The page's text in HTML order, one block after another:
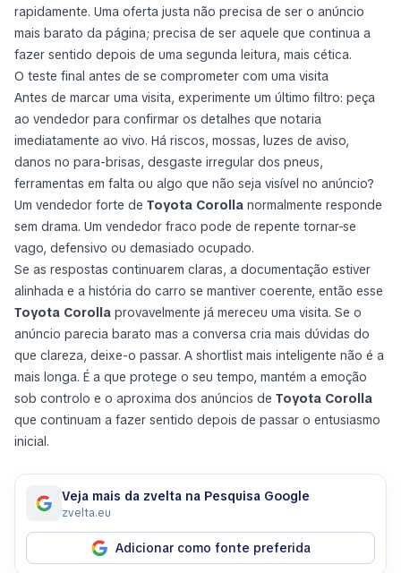
rapidamente. Uma oferta justa não precisa de ser o anúncio
mais barato da página; precisa de ser aquele que continua a
fazer sentido depois de uma segunda leitura, mais cética.
O teste final antes de se comprometer com uma visita
Antes de marcar uma visita, experimente um último filtro: peça
ao vendedor para confirmar os detalhes que notaria
imediatamente ao vivo. Há riscos, mossas, luzes de aviso,
danos no para-brisas, desgaste irregular dos pneus,
ferramentas em falta ou algo que não seja visível no anúncio?
Um vendedor forte de Toyota Corolla normalmente responde
sem drama. Um vendedor fraco pode de repente tornar-se
vago, defensivo ou demasiado ocupado.
Se as respostas continuarem claras, a documentação estiver
alinhada e a história do carro se mantiver coerente, então esse
Toyota Corolla provavelmente já mereceu uma visita. Se o
anúncio parecia barato mas a conversa cria mais dúvidas do
que clareza, deixe-o passar. A shortlist mais inteligente não é a
mais longa. É a que protege o seu tempo, mantém a emoção
sob controlo e o aproxima dos anúncios de Toyota Corolla
que continuam a fazer sentido depois de passar o entusiasmo
inicial.
Veja mais da zvelta na Pesquisa Google
zvelta.eu
Adicionar como fonte preferida